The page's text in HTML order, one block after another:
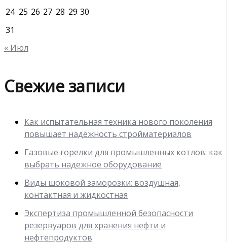
24 25 26 27 28 29 30
31
« Июл
Свежие записи
Как испытательная техника нового поколения
повышает надёжность стройматериалов
Газовые горелки для промышленных котлов: как
выбрать надежное оборудование
Виды шоковой заморозки: воздушная,
контактная и жидкостная
Экспертиза промышленной безопасности
резервуаров для хранения нефти и
нефтепродуктов